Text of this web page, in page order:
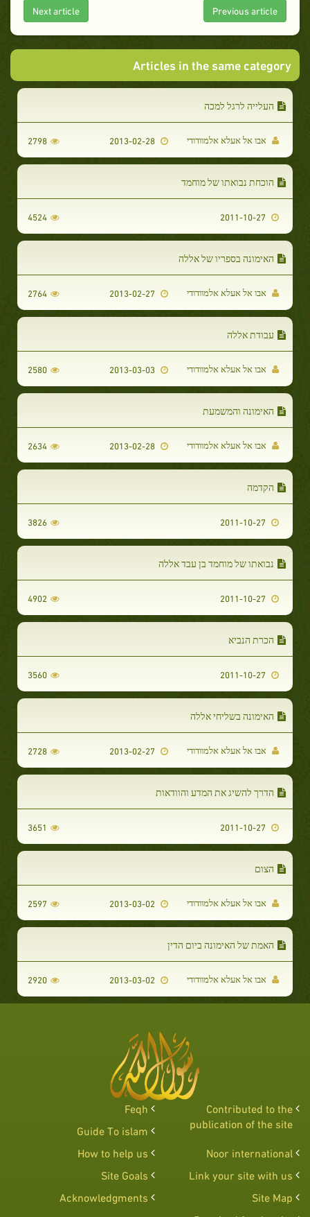
Previous article
Next article
Articles in the same category
העלייה לרגל למכה
אבו אל אעלא אלמוודודי 2013-02-28
2798
הוכחת נבואתו של מוחמד
4524
האימונה בספריו של אללה
אבו אל אעלא אלמוודודי 2764
עבודת אללה
אבו אל אעלא אלמוודודי 2013-03-03
2580
האימונה והמשמעת
אבו אל אעלא אלמוודודי 2013-02-28
2634
הקדמה
3826
נבואתו של מוחמד בן עבד אללה
4902
הכרת הנביא
3560
האימונה בשליחי אללה
אבו אל אעלא אלמוודודי 2728
הדרך להשיג את המדע והוודאות
3651
הצום
אבו אל אעלא אלמוודודי 2597
האמת של האימונה ביום הדין
אבו אל אעלא אלמוודודי 2920
Contributed to the
publication of the site
Feqh
Guide To islam
Noor international
How to help us
Link your site with us
Site Goals
Site Map
Acknowledgments